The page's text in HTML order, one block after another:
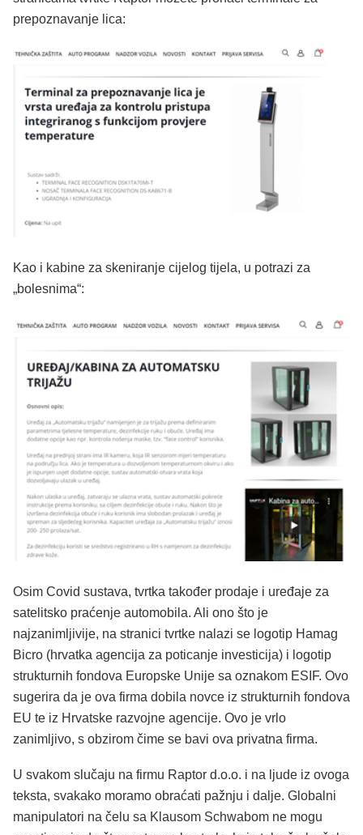
prepoznavanje lica:
Kao i kabine za skeniranje cijelog tijela, u potrazi za
„bolesnima“:
Osim Covid sustava, tvrtka također prodaje i uređaje za
satelitsko praćenje automobila. Ali ono što je
najzanimljivije, na stranici tvrtke nalazi se logotip Hamag
Bicro (hrvatka agencija za poticanje investicija) i logotip
strukturnih fondova Europske Unije sa oznakom ESIF. Ovo
sugerira da je ova firma dobila novce iz strukturnih fondova
EU te iz Hrvatske razvojne agencije. Ovo je vrlo
zanimljivo, s obzirom čime se bavi ova privatna firma.
U svakom slučaju na firmu Raptor d.o.o. i na ljude iz ovoga
teksta, svakako moramo obraćati pažnju i dalje. Globalni
manipulatori na čelu sa Klausom Schwabom ne mogu